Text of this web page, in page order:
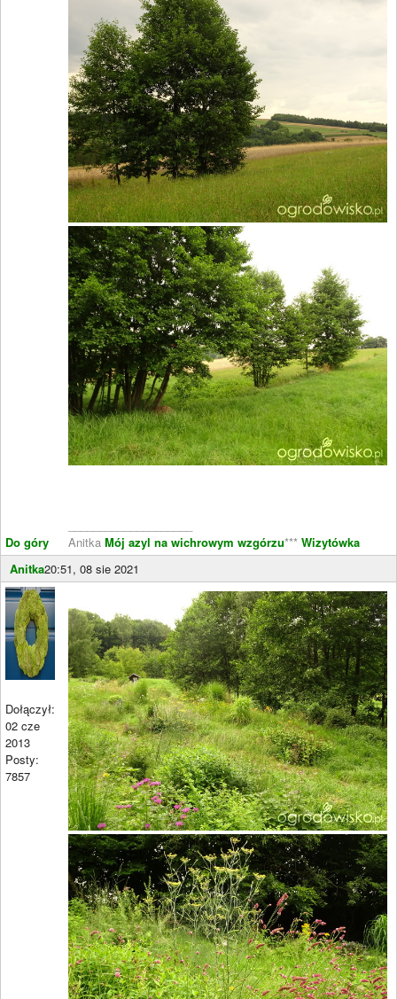
Do góry
Anitka Mój azyl na wichrowym wzgórzu*** Wizytówka
Anitka20:51, 08 sie 2021
Dołączył:
02 cze
2013
Posty:
7857